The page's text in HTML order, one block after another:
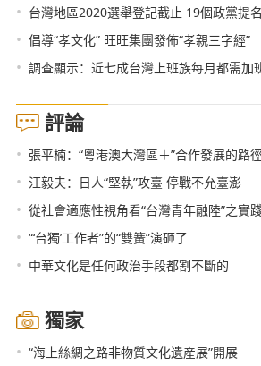
• 台灣地區2020選舉登記截止 19個政黨提
• 倡導“孝文化” 旺旺集團發佈“孝親三字經”
• 調查顯示：近七成台灣上班族每月都需加
評論
• 張平楠：“粵港澳大灣區＋”合作發展的路
• 汪毅夫：日人“堅執”攻臺 停戰不允臺澎
• 從社會適應性視角看“台灣青年融陸”之實
• “‘台獨’工作者”的“雙簧”演砸了
• 中華文化是任何政治手段都割不斷的
獨家
• “海上絲綢之路非物質文化遺産展”開展